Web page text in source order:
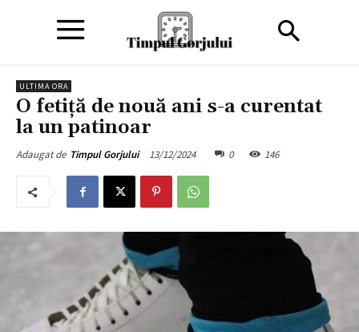
ULTIMA ORA
O fetiţă de nouă ani s-a curentat
la un patinoar
Adaugat de Timpul Gorjului 13/12/2024 0 146